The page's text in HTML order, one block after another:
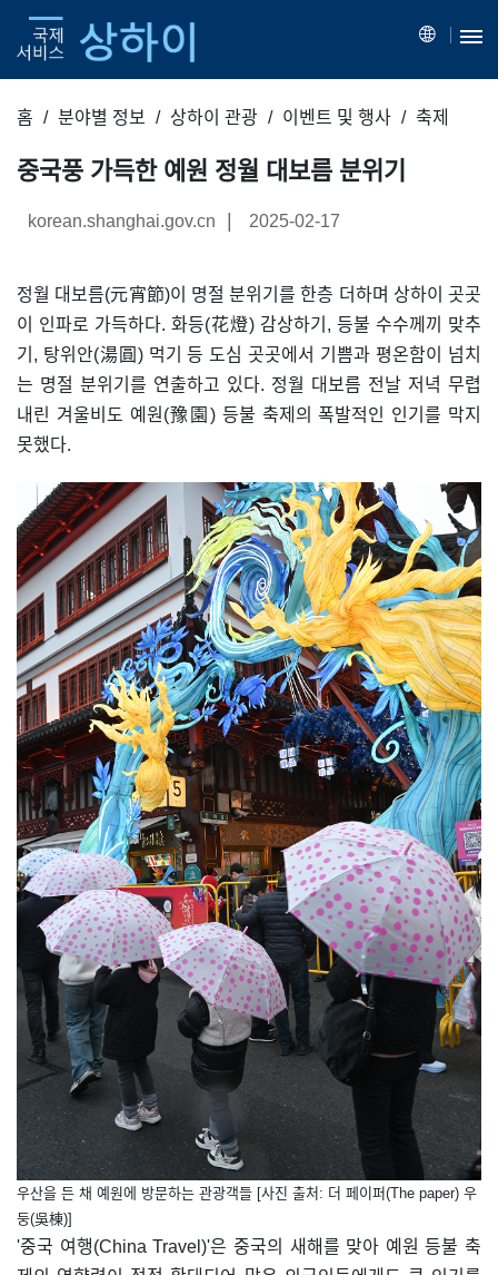
홈 분야별 정보 상하이 관광 이벤트 및 행사 축제
중국풍 가득한 예원 정월 대보름 분위기
korean.shanghai.gov.cn | 2025-02-17
정월 대보름(元宵節)이 명절 분위기를 한층 더하며 상하이 곳곳
이 인파로 가득하다. 화등(花燈) 감상하기, 등불 수수께끼 맞추
기, 탕위안(湯圓) 먹기 등 도심 곳곳에서 기쁨과 평온함이 넘치
는 명절 분위기를 연출하고 있다. 정월 대보름 전날 저녁 무렵
내린 겨울비도 예원(豫園) 등불 축제의 폭발적인 인기를 막지
못했다.
우산을 든 채 예원에 방문하는 관광객들 [사진 출처: 더 페이퍼(The paper) 우
둥(吳棟)]
'중국 여행(China Travel)'은 중국의 새해를 맞아 예원 등불 축